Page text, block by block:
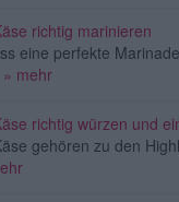
richtig marinieren
eine perfekte
» mehr
richtig würzen und
gehören zu den